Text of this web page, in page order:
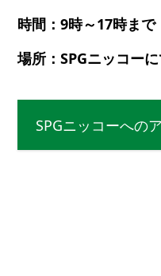
時間：9時～17時まで
場所：SPGニッコー
SPGニッコーへの